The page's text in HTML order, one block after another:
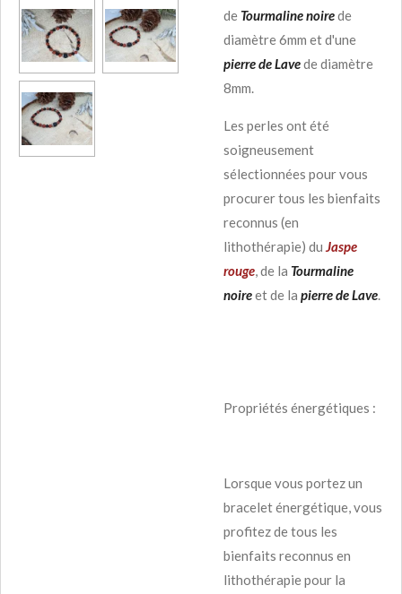
de Tourmaline noirede
diamètre 6mm et d'une
pierre deLavede diamètre
8mm.
Les perles ont été
soigneusement
sélectionnées pour vous
procurer tous les bienfaits
reconnus (en
lithothérapie) du Jaspe
rouge, de la Tourmaline
noireet de la pierre de Lave.
Propriétés énergétiques :
Lorsque vous portez un
bracelet énergétique, vous
profitez de tous les
bienfaits reconnus en
lithothérapie pour la